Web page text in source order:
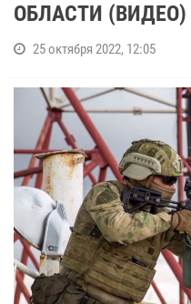
ОБЛАСТИ (ВИДЕО)
25 октября 2022, 12:05